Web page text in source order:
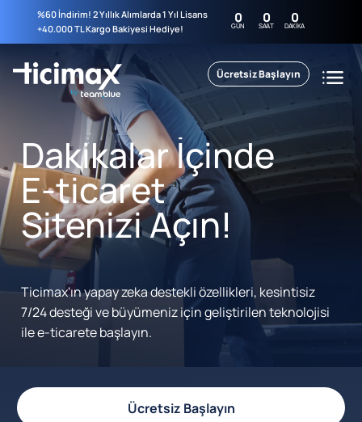
%60 İndirim! 2 Yıllık Alımlarda 1 Yıl Lisans
+40.000 TL Kargo Bakiyesi Hediye!
0
GÜN 0
SAAT 0
DAKIKA
Ücretsiz Başlayın
Dakikalar İçinde
E-ticaret
Sitenizi Açın!
Ticimax'ın yapay zeka destekli özellikleri, kesintisiz
7/24 desteği ve büyümeniz için geliştirilen teknolojisi
ile e-ticarete başlayın.
Ücretsiz Başlayın